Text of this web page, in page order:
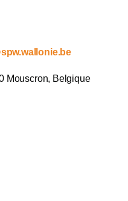
Mouscron, Belgique